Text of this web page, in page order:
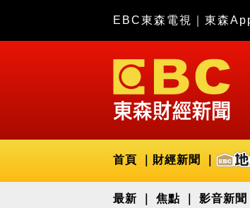
EBC東森電視 東森
首頁 財經新聞
最新 焦點 影音新聞